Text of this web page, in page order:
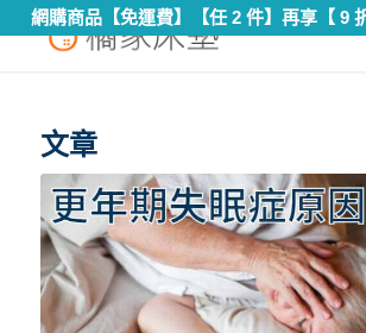
網購商品【免運費】【任 2 件】再享【 9
您現在的位置： 首頁 /更年期失眠
文章